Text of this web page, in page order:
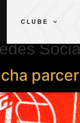
CLUBE